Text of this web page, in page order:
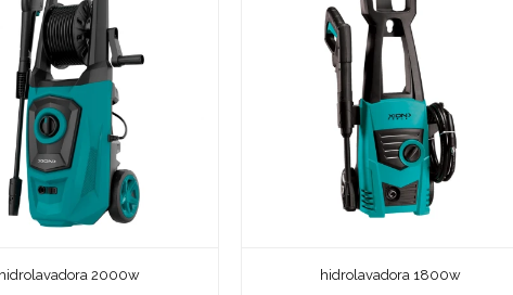
2000w hidrolavadora 1800w